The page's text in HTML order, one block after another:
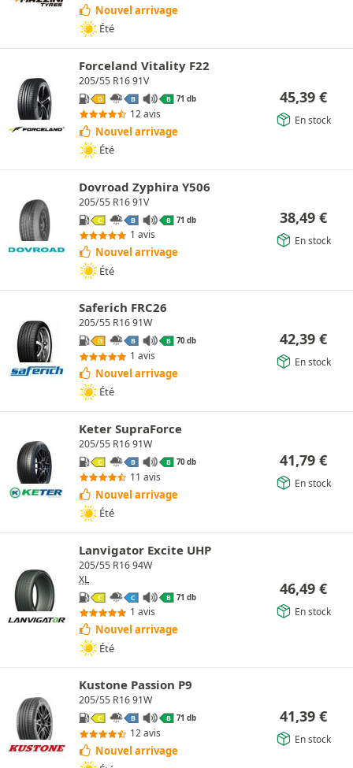
Nouvel arrivage
Été
Forceland Vitality F22
205/55 R16 91V
D B B 71 db
12 avis
Nouvel arrivage
Été
45,39 €
En stock
Dovroad Zyphira Y506
205/55 R16 91V
C B B 71 db
1 avis
Nouvel arrivage
Été
38,49 €
En stock
Saferich FRC26
205/55 R16 91W
D B B 70 db
1 avis
Nouvel arrivage
Été
42,39 €
En stock
Keter SupraForce
205/55 R16 91W
C B B 70 db
11 avis
Nouvel arrivage
Été
41,79 €
En stock
Lanvigator Excite UHP
205/55 R16 94W
XL
C C B 71 db
1 avis
Nouvel arrivage
Été
46,49 €
En stock
Kustone Passion P9
205/55 R16 91W
C B B 71 db
12 avis
Nouvel arrivage
41,39 €
En stock